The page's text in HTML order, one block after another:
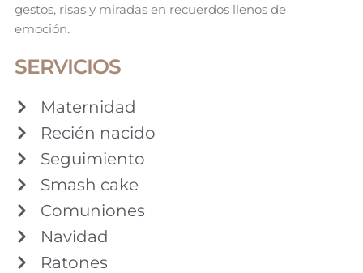
gestos, risas y miradas en recuerdos llenos de
emoción.
SERVICIOS
Maternidad
Recién nacido
Seguimiento
Smash cake
Comuniones
Navidad
Ratones